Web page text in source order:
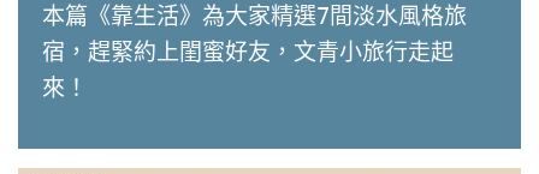
本篇《靠生活》為大家精選7間淡水風格旅
宿，趕緊約上閨蜜好友，文青小旅行走起
來！